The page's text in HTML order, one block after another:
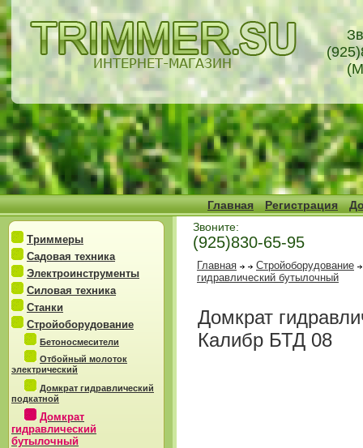
Главная Регистрация
Триммеры
Садовая техника
Электроинструменты
Силовая техника
Станки
Стройоборудование
Бетоносмесители
Отбойный молоток
электрический
Домкрат гидравлический
подкатной
Домкрат
гидравлический
бутылочный
Звоните:
(925)830-65-95
Главная
Стройоборудование
гидравлический бутылочный
Домкрат
Калибр БТД 08